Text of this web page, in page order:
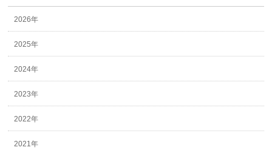
2026年
2025年
2024年
2023年
2022年
2021年